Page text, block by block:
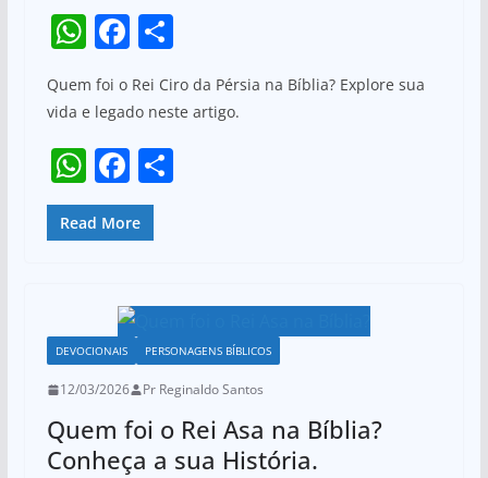
W
h
at
s
A
p
p
F
c
e
b
o
o
S
ar
Quem foi o Rei Ciro da Pérsia na Bíblia? Explore sua
vida e legado neste artigo.
W
h
at
p
p
F
a
c
b
o
o
k
S
Read More
DEVOCIONAIS PERSONAGENS BÍBLICOS
12/03/2026 Pr Reginaldo Santos
Quem foi o Rei Asa na Bíblia?
Conheça a sua História.